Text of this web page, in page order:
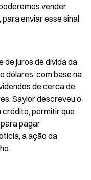
vender
enviar esse sinal
de juros de dívida da
dólares, com base na
de cerca de
Saylor descreveu o
permitir que
pagar
a ação da